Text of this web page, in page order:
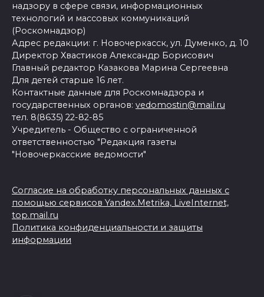
надзору в сфере связи, информационных
технологий и массовых коммуникаций
(Роскомнадзор)
Адрес редакции: г. Новочеркасск, ул. Думенко, д. 10
Директор Хвастиков Александр Борисович
Главный редактор Казакова Марина Сергеевна
Для детей старше 16 лет.
Контактные данные для Роскомнадзора и
государственных органов: vedomostin@mail.ru
тел. 8(8635) 22-82-85
Учредитель - Общество с ограниченной
ответственностью "Редакция газеты
"Новочеркасские ведомости"
Согласие на обработку персональных данных с
помощью сервисов Yandex.Metrika, LiveInternet,
top.mail.ru
Политика конфиденциальности и защиты
информации